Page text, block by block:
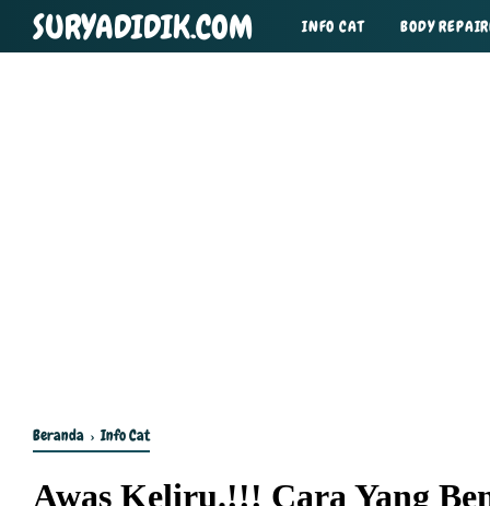
SURYADIDIK.COM INFO CAT BODY
Beranda ›Info Cat
Awas Keliru.!!! Cara Yang